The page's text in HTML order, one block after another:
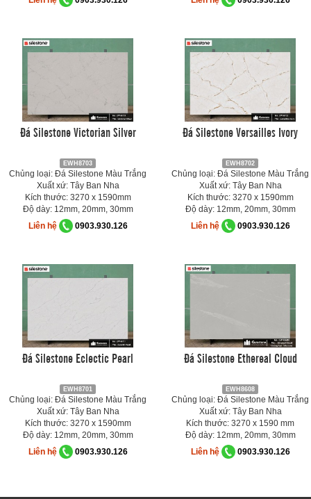
Đá Silestone Victorian Silver
EWH8703
Chủng loại: Đá Silestone Màu Trắng
Xuất xứ: Tây Ban Nha
Kích thước: 3270 x 1590mm
Độ dày: 12mm, 20mm, 30mm
Liên hệ
0903.930.126
Đá Silestone Versailles Ivory
EWH8702
Chủng loại: Đá Silestone Màu Trắng
Xuất xứ: Tây Ban Nha
Kích thước: 3270 x 1590mm
Độ dày: 12mm, 20mm, 30mm
Liên hệ
0903.930.126
Đá Silestone Eclectic Pearl
EWH8701
Chủng loại: Đá Silestone Màu Trắng
Xuất xứ: Tây Ban Nha
Kích thước: 3270 x 1590mm
Độ dày: 12mm, 20mm, 30mm
Liên hệ
0903.930.126
Đá Silestone Ethereal Cloud
EWH8608
Chủng loại: Đá Silestone Màu Trắng
Xuất xứ: Tây Ban Nha
Kích thước: 3270 x 1590 mm
Độ dày: 12mm, 20mm, 30mm
Liên hệ
0903.930.126